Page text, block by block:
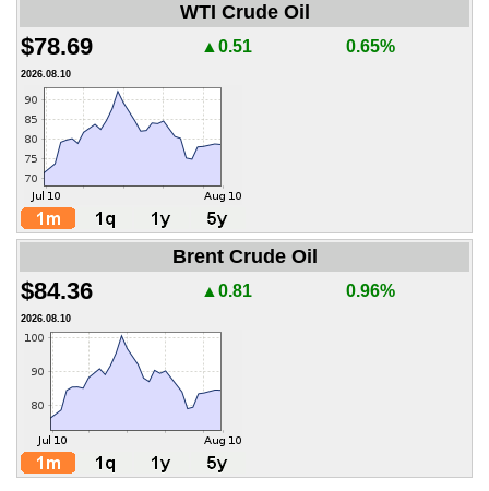
WTI Crude Oil
$78.69 ▲0.51 0.65%
2026.08.10
Brent Crude Oil
$84.36 ▲0.81 0.96%
2026.08.10